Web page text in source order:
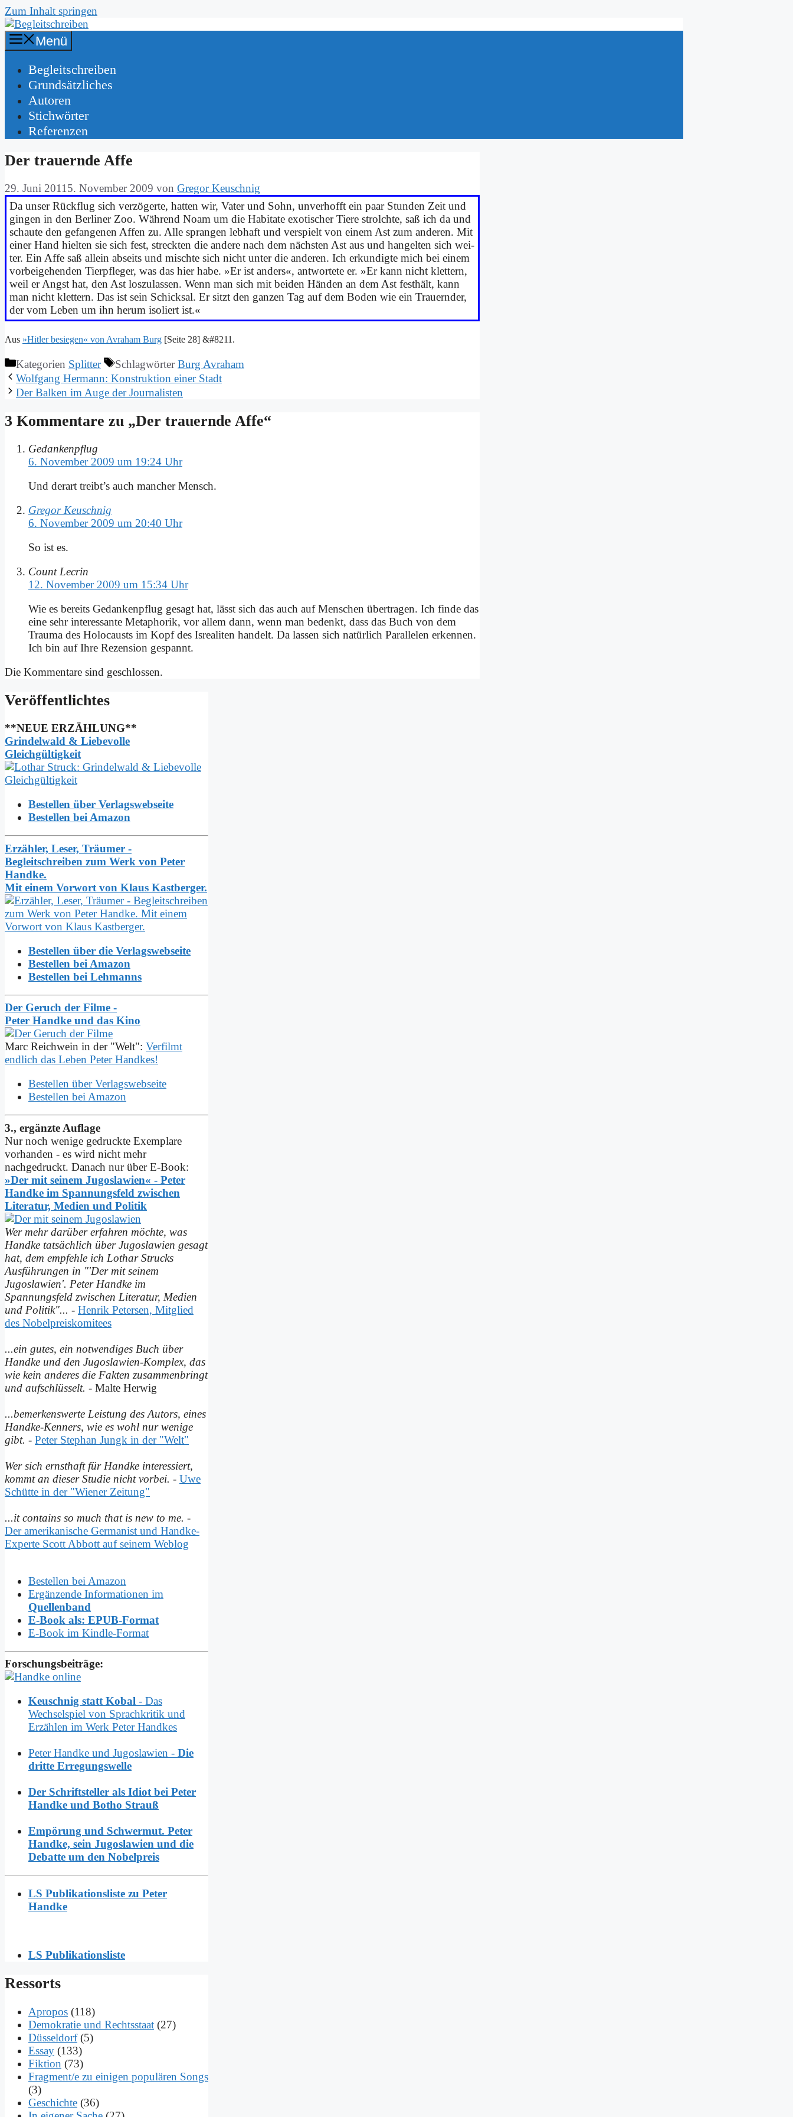
Zum Inhalt springen
Menü
Be­gleit­schrei­ben
Grund­sätz­li­ches
Au­toren
Stich­wör­ter
Re­fe­ren­zen
Der trau­ern­de Af­fe
29. Juni 2011 5. November 2009 von Gregor Keuschnig
Da un­ser Rück­flug sich ver­zö­ger­te, hat­ten wir, Va­ter und Sohn, un­ver­hofft ein paar Stun­den Zeit und
gin­gen in den Ber­li­ner Zoo. Wäh­rend Noam um die Ha­bi­ta­te exo­ti­scher Tie­re strolch­te, saß ich da und
schau­te den ge­fan­ge­nen Af­fen zu. Al­le spran­gen leb­haft und ver­spielt von ei­nem Ast zum an­de­ren. Mit
ei­ner Hand hiel­ten sie sich fest, streck­ten die an­de­re nach dem näch­sten Ast aus und han­gel­ten sich wei­
ter. Ein Af­fe saß al­lein ab­seits und misch­te sich nicht un­ter die an­de­ren. Ich er­kun­dig­te mich bei ei­nem
vor­bei­ge­hen­den Tier­pfle­ger, was das hier ha­be. »Er ist an­ders«, ant­wor­te­te er. »Er kann nicht klet­tern,
weil er Angst hat, den Ast los­zu­las­sen. Wenn man sich mit bei­den Hän­den an dem Ast fest­hält, kann
man nicht klet­tern. Das ist sein Schick­sal. Er sitzt den gan­zen Tag auf dem Bo­den wie ein Trau­ern­der,
der vom Le­ben um ihn her­um iso­liert ist.«
Aus »Hit­ler be­sie­gen« von Av­ra­ham Burg [Sei­te 28] &#8211.
Kategorien Splitter SchlagwörterBurg Avraham
Wolf­gang Her­mann: Kon­struk­ti­on ei­ner Stadt
Der Bal­ken im Au­ge der Jour­na­li­sten
3 Kommentare zu „Der trau­ern­de Af­fe“
Gedankenpflug
6. November 2009 um 19:24 Uhr
Und der­art treibt’s auch man­cher Mensch.
Gregor Keuschnig
6. November 2009 um 20:40 Uhr
So ist es.
Count Lecrin
12. November 2009 um 15:34 Uhr
Wie es be­reits Ge­dan­ken­pflug ge­sagt hat, lässt sich das auch auf Men­schen über­tra­gen. Ich fin­de das
ei­ne sehr in­ter­es­san­te Me­ta­pho­rik, vor al­lem dann, wenn man be­denkt, dass das Buch von dem
Trau­ma des Ho­lo­causts im Kopf des Is­rea­li­ten han­delt. Da las­sen sich na­tür­lich Par­al­le­len er­ken­nen.
Ich bin auf Ih­re Re­zen­si­on ge­spannt.
Die Kommentare sind geschlossen.
Ver­öf­fent­lich­tes
**NEUE ERZÄHLUNG**
Grindelwald & Liebevolle
Gleichgültigkeit
Bestellen über Verlagswebseite
Bestellen bei Amazon
Erzähler, Leser, Träumer -
Begleitschreiben zum Werk von Peter
Handke.
Mit einem Vorwort von Klaus Kastberger.
Bestellen über die Verlagswebseite
Bestellen bei Amazon
Bestellen bei Lehmanns
Der Geruch der Filme -
Peter Handke und das Kino
Marc Reichwein in der "Welt": Verfilmt
endlich das Leben Peter Handkes!
Bestellen über Verlagswebseite
Bestellen bei Amazon
3., ergänzte Auflage
Nur noch wenige gedruckte Exemplare
vorhanden - es wird nicht mehr
nachgedruckt. Danach nur über E-Book:
»Der mit seinem Jugoslawien« - Peter
Handke im Spannungs­feld zwischen
Literatur, Medien und Politik
Wer mehr darüber erfahren möchte, was
Handke tatsächlich über Jugoslawien gesagt
hat, dem empfehle ich Lothar Strucks
Ausführungen in "'Der mit seinem
Jugoslawien'. Peter Handke im
Spannungsfeld zwischen Literatur, Medien
und Politik"... - Henrik Petersen, Mitglied
des Nobelpreiskomitees
...ein gutes, ein notwendiges Buch über
Handke und den Jugoslawien-Komplex, das
wie kein anderes die Fakten zusammenbringt
und auf­schlüsselt. - Malte Herwig
...bemerkenswerte Leistung des Autors, eines
Handke-Kenners, wie es wohl nur wenige
gibt. - Peter Stephan Jungk in der "Welt"
Wer sich ernsthaft für Handke interessiert,
kommt an dieser Studie nicht vorbei. - Uwe
Schütte in der "Wiener Zeitung"
...it contains so much that is new to me. -
Der amerikanische Germanist und Handke-
Experte Scott Abbott auf seinem Weblog
Bestellen bei Amazon
Ergänzende Informationen im
Quellenband
E-Book als: EPUB-Format
E-Book im Kindle-Format
Forschungsbeiträge:
Keuschnig statt Kobal - Das
Wechselspiel von Sprachkritik und
Erzählen im Werk Peter Handkes
Peter Handke und Jugoslawien - Die
dritte Erregungswelle
Der Schriftsteller als Idiot bei Peter
Handke und Botho Strauß
Empörung und Schwermut. Peter
Handke, sein Jugoslawien und die
Debatte um den Nobelpreis
LS Publikationsliste zu Peter
Handke
LS Publikationsliste
Res­sorts
Apropos (118)
Demokratie und Rechtsstaat (27)
Düsseldorf(5)
Essay (133)
Fiktion (73)
Fragment/e zu einigen populären Songs
(3)
Geschichte (36)